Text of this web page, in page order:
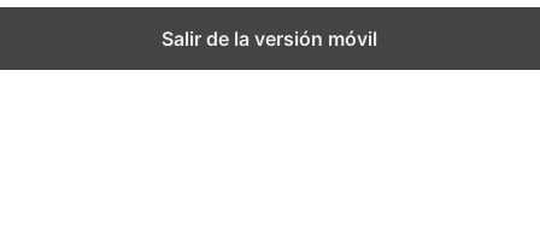
Salir de la versión móvil